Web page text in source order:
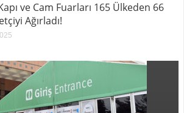
ve Cam Fuarları 165 Ülkeden 66
Ağırladı!